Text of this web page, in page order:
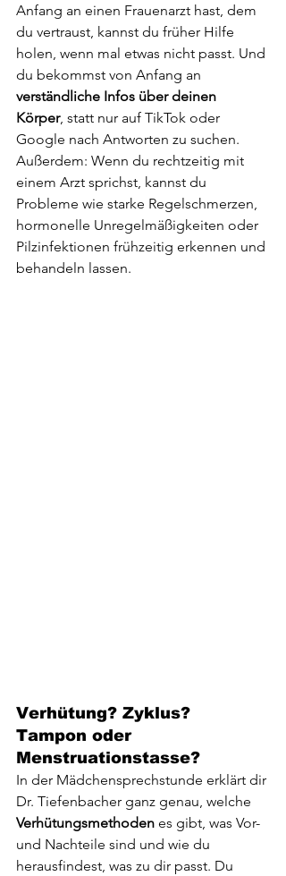
Anfang an einen Frauenarzt hast, dem
du vertraust, kannst du früher Hilfe
holen, wenn mal etwas nicht passt. Und
du bekommst von Anfang an
verständliche Infos über deinen
Körper, statt nur auf TikTok oder
Google nach Antworten zu suchen.
Außerdem: Wenn du rechtzeitig mit
einem Arzt sprichst, kannst du
Probleme wie starke Regelschmerzen,
hormonelle Unregelmäßigkeiten oder
Pilzinfektionen frühzeitig erkennen und
behandeln lassen.
Verhütung? Zyklus?
Tampon oder
Menstruationstasse?
In der Mädchensprechstunde erklärt dir
Dr. Tiefenbacher ganz genau, welche
Verhütungsmethoden es gibt, was Vor-
und Nachteile sind und wie du
herausfindest, was zu dir passt. Du